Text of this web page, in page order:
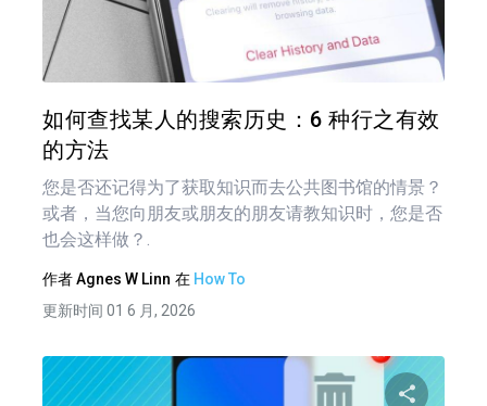
如何查找某人的搜索历史：6 种行之有效
的方法
您是否还记得为了获取知识而去公共图书馆的情景？
或者，当您向朋友或朋友的朋友请教知识时，您是否
也会这样做？.
作者Agnes W Linn 在 How To
更新时间 01 6 月, 2026